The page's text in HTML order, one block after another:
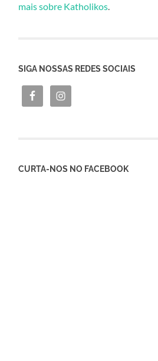
mais sobre Katholikos.
SIGA NOSSAS REDES SOCIAIS
CURTA-NOS NO FACEBOOK